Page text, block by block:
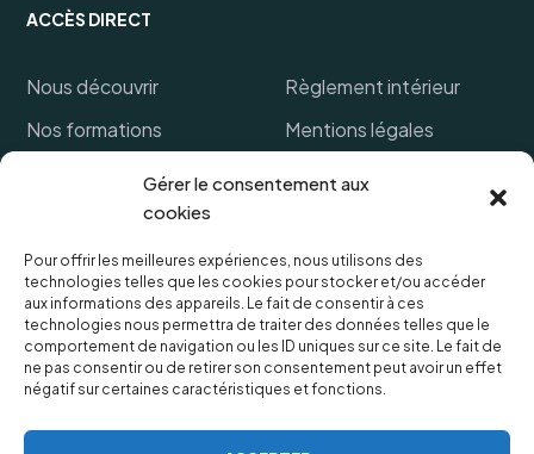
Gérer le consentement aux
cookies
Pour offrir les meilleures expériences, nous utilisons des
technologies telles que les cookies pour stocker et/ou accéder
aux informations des appareils. Le fait de consentir à ces
technologies nous permettra de traiter des données telles que le
comportement de navigation ou les ID uniques sur ce site. Le fait de
ne pas consentir ou de retirer son consentement peut avoir un effet
négatif sur certaines caractéristiques et fonctions.
ACCÈS DIRECT
Nous découvrir
Nos formations
Financer ma formation
Références clients
FAQ
Lexique
Règlement intérieur
Mentions légales
Politique de cookies
Protection des données
personnelles
OUVERTURES & HORAIRES